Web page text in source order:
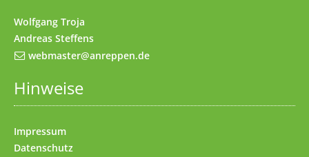
Wolfgang Troja
Andreas Steffens
webmaster@anreppen.de
Hinweise
Impressum
Datenschutz